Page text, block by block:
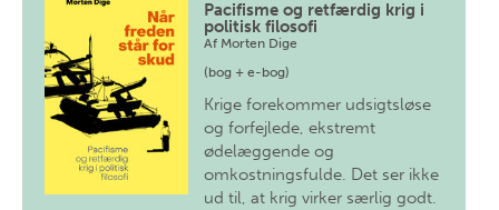
Pacifisme og retfærdig krig i
politisk filosofi
Af Morten Dige
(bog + e-bog)
Krige forekommer udsigtsløse
og forfejlede, ekstremt
ødelæggende og
omkostningsfulde. Det ser ikke
ud til, at krig virker særlig godt.